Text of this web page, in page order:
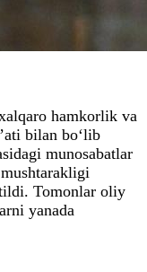
hamkorlik va
bilan bo‘lib
munosabatlar
Tomonlar oliy
yanada